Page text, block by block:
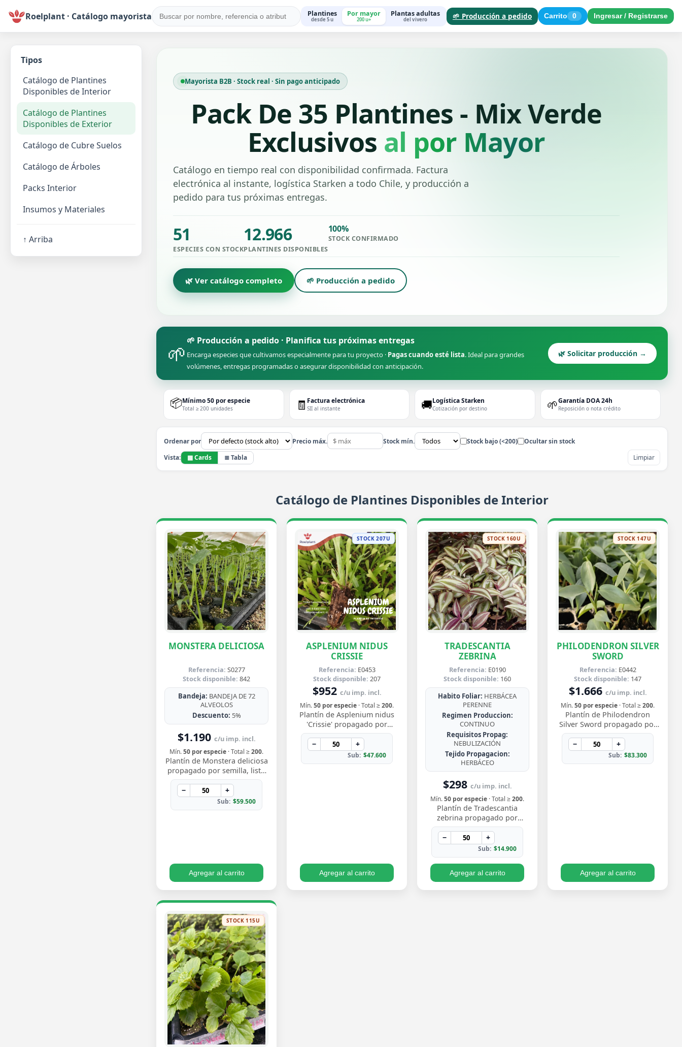
Roelplant · Catálogo mayorista Plantines
desde 5 u
Por mayor
200 u+
Plantas adultas
del vivero 🌱 Producción a pedido Carrito 0 Ingresar / Registrarse
Mayorista B2B · Stock real · Sin pago anticipado
Pack De 35 Plantines - Mix Verde
Exclusivos al por Mayor
Catálogo en tiempo real con disponibilidad confirmada. Factura
electrónica al instante, logística Starken a todo Chile, y producción a
pedido para tus próximas entregas.
51
ESPECIES CON STOCK
12.966
PLANTINES DISPONIBLES
100%
STOCK CONFIRMADO
🌿 Ver catálogo completo 🌱 Producción a pedido
🌱 🌱 Producción a pedido · Planifica tus próximas entregas
Encarga especies que cultivamos especialmente para tu proyecto · Pagas cuando esté lista. Ideal para grandes
volúmenes, entregas programadas o asegurar disponibilidad con anticipación.
🌿 Solicitar producción →
📦Mínimo 50 por especie
Total ≥ 200 unidades 🧾 Factura electrónica
SII al instante 🚚Logística Starken
Cotización por destino 🌱Garantía DOA 24h
Reposición o nota crédito
Ordenar por Precio máx. Stock mín. Stock bajo (<200)
Ocultar sin stock
Vista:
▦ Cards ≣ Tabla Limpiar
Tipos
Catálogo de Plantines
Disponibles de Interior
Catálogo de Plantines
Disponibles de Exterior
Catálogo de Cubre Suelos
Catálogo de Árboles
Packs Interior
Insumos y Materiales
↑ Arriba
Catálogo de Plantines Disponibles de Interior
MONSTERA DELICIOSA
Referencia: S0277
Stock disponible: 842
Bandeja: BANDEJA DE 72
ALVEOLOS
Descuento: 5%
$1.190 c/u imp. incl.
Mín.50 por especie · Total ≥200.
Plantín de Monstera deliciosa
propagado por semilla, listo
para trasplantar y ver crecer
sus icónicas hojas perforadas
…
− +
Sub: $59.500
Agregar al carrito
STOCK 207U
ASPLENIUM NIDUS
CRISSIE
Referencia: E0453
Stock disponible: 207
$952 c/u imp. incl.
Mín.50 por especie · Total ≥200.
Plantín de Asplenium nidus
'Crissie' propagado por
esqueje enraizado, con
frondas de bordes ondulados
y festoneados que…
− +
Sub: $47.600
Agregar al carrito
STOCK 160U
TRADESCANTIA
ZEBRINA
Referencia: E0190
Stock disponible: 160
Habito Foliar: HERBÁCEA
PERENNE
Regimen Produccion:
CONTINUO
Requisitos Propag:
NEBULIZACIÓN
Tejido Propagacion:
HERBÁCEO
$298 c/u imp. incl.
Mín.50 por especie · Total ≥200.
Plantín de Tradescantia
zebrina propagado por
esqueje enraizado, con ese
llamativo follaje bicolor de
tonos morado y pl…
− +
Sub: $14.900
Agregar al carrito
STOCK 147U
PHILODENDRON SILVER
SWORD
Referencia: E0442
Stock disponible: 147
$1.666 c/u imp. incl.
Mín.50 por especie · Total ≥200.
Plantín de Philodendron
Silver Sword propagado por
esqueje ya enraizado, con
hojas lanceoladas de un
plateado metálico …
− +
Sub: $83.300
Agregar al carrito
STOCK 115U